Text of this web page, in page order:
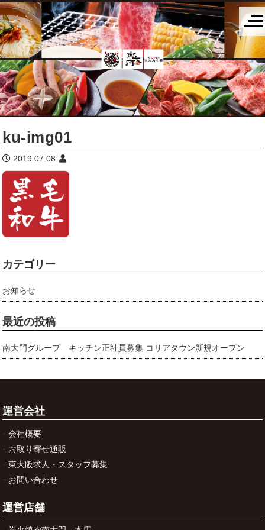
ku-img01
2019.07.08
カテゴリー
お知らせ
最近の投稿
南大門グループ キッチン正社員募集 コリアタウン新規オープン
運営会社
会社概要
お取り寄せ通販
東大阪求人・スタッフ募集
お問い合わせ
運営店舗